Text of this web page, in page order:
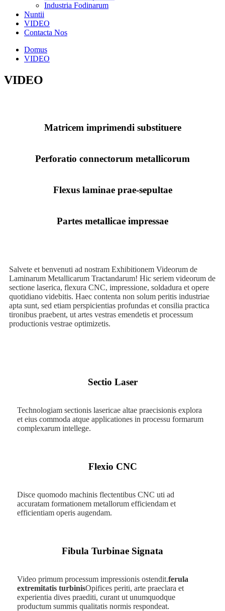
Industria Fodinarum
Nuntii
VIDEO
Contacta Nos
Domus
VIDEO
VIDEO
Matricem imprimendi substituere
Perforatio connectorum metallicorum
Flexus laminae prae-sepultae
Partes metallicae impressae
Salvete et benvenuti ad nostram Exhibitionem Videorum de
Laminarum Metallicarum Tractandarum! Hic seriem videorum de
sectione laserica, flexura CNC, impressione, soldadura et opere
quotidiano videbitis. Haec contenta non solum peritis industriae
apta sunt, sed etiam perspicientias profundas et consilia practica
tironibus praebent, ut artes vestras emendetis et processum
productionis vestrae optimizetis.
Sectio Laser
Technologiam sectionis lasericae altae praecisionis explora
et eius commoda atque applicationes in processu formarum
complexarum intellege.
Flexio CNC
Disce quomodo machinis flectentibus CNC uti ad
accuratam formationem metallorum efficiendam et
efficientiam operis augendam.
Fibula Turbinae Signata
Video primum processum impressionis ostendit.ferula
extremitatis turbinisOpifices periti, arte praeclara et
experientia dives praediti, curant ut unumquodque
productum summis qualitatis normis respondeat.